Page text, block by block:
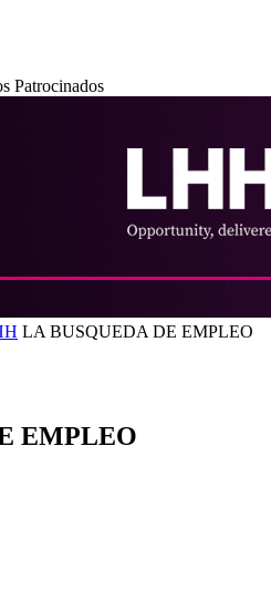
Patrocinados
LA BUSQUEDA DE EMPLEO
EMPLEO